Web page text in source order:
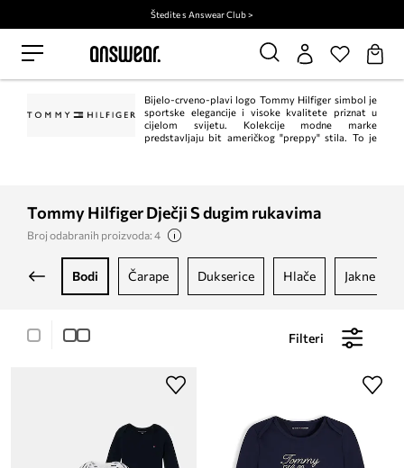
Štedite s Answear Club >
Bijelo-crveno-plavi logo Tommy Hilfiger simbol je
sportske elegancije i visoke kvalitete priznat u
cijelom svijetu. Kolekcije modne marke
predstavljaju bit američkog "preppy" stila. To je
Tommy Hilfiger Dječji S dugim rukavima
Broj odabranih proizvoda: 4
bodi čarape dukserice hlače jakne i
Filteri